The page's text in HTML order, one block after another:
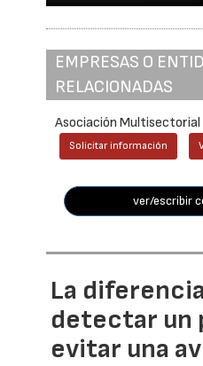
EMPRESAS O
RELACIONADAS
Asociación Multisectorial
Solicitar información
ver/escribir
La
detectar un
evitar una